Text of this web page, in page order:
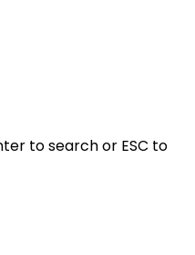
to search or ESC to